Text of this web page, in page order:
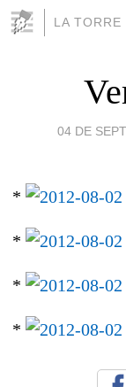
LA TORRE
04 DE
*
*
*
*